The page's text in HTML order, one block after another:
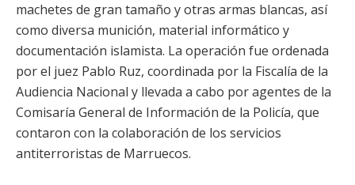
machetes de gran tamaño y otras armas blancas, así
como diversa munición, material informático y
documentación islamista. La operación fue ordenada
por el juez Pablo Ruz, coordinada por la Fiscalía de la
Audiencia Nacional y llevada a cabo por agentes de la
Comisaría General de Información de la Policía, que
contaron con la colaboración de los servicios
antiterroristas de Marruecos.